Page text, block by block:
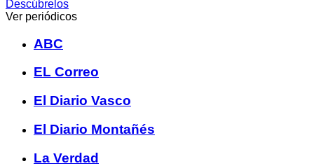
Descúbrelos
Ver periódicos
ABC
EL Correo
El Diario Vasco
El Diario Montañés
La Verdad